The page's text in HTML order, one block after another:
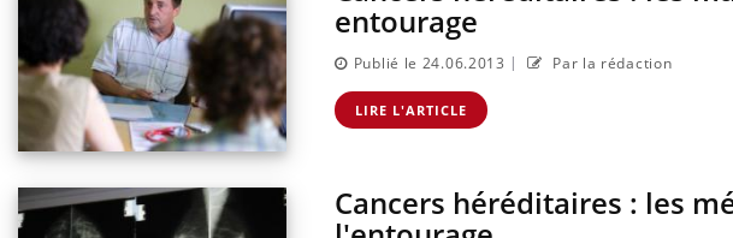
entourage
Publié le 24.06.2013 | Par la rédaction
LIRE L'ARTICLE
Cancers héréditaires : les